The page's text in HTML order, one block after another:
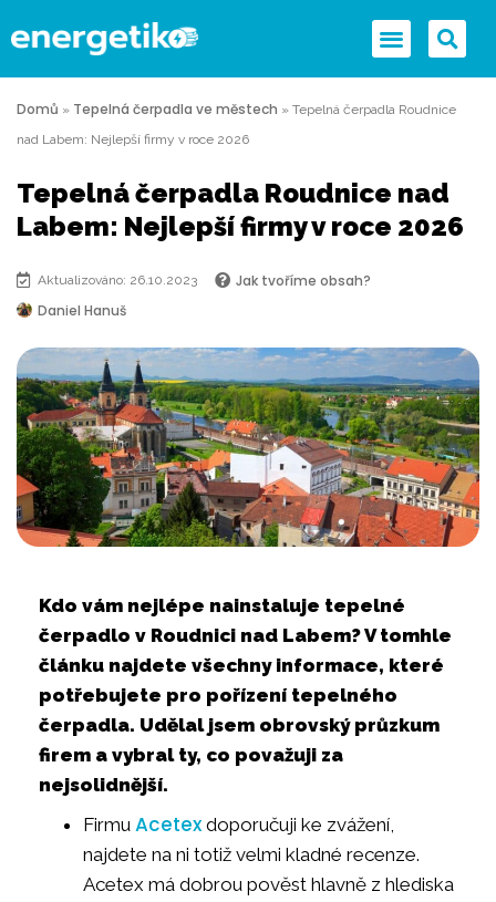
Domů » Tepelná čerpadla ve městech » Tepelná čerpadla Roudnice
nad Labem: Nejlepší firmy v roce 2026
Tepelná čerpadla Roudnice nad
Labem: Nejlepší firmy v roce 2026
Aktualizováno: 26.10.2023
Jak tvoříme obsah?
Daniel Hanuš
Kdo vám nejlépe nainstaluje tepelné
čerpadlo v Roudnici nad Labem? V tomhle
článku najdete všechny informace, které
potřebujete pro pořízení tepelného
čerpadla. Udělal jsem obrovský průzkum
firem a vybral ty, co považuji za
nejsolidnější.
Firmu Acetex doporučuji ke zvážení,
najdete na ni totiž velmi kladné recenze.
Acetex má dobrou pověst hlavně z hlediska